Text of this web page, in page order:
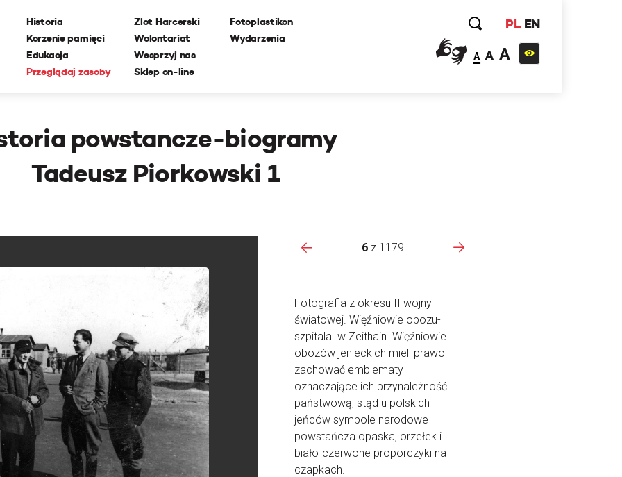
Historia
Korzenie pamięci
Edukacja
Przeglądaj zasoby
Zlot Harcerski
Wolontariat
Wesprzyj nas
Sklep on-line
Fotoplastikon
Wydarzenia
PL EN
A A A
powstancze-biogramy
Tadeusz Piorkowski 1
6 z 1179
Fotografia z okresu II wojny
światowej. Więźniowie obozu-
szpitala w Zeithain. Więźniowie
obozów jenieckich mieli prawo
zachować emblematy
oznaczające ich przynależność
państwową, stąd u polskich
jeńców symbole narodowe –
powstańcza opaska, orzełek i
biało-czerwone proporczyki na
czapkach.